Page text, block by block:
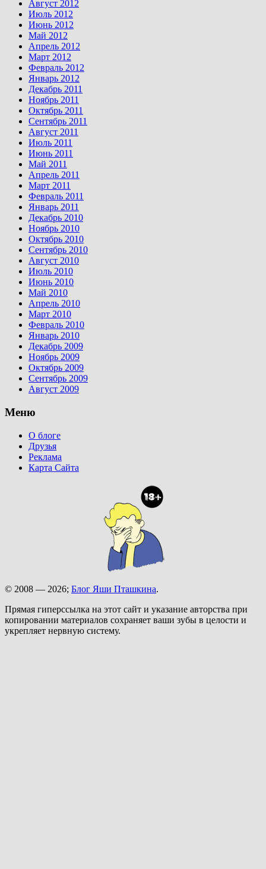
Август 2012
Июль 2012
Июнь 2012
Май 2012
Апрель 2012
Март 2012
Февраль 2012
Январь 2012
Декабрь 2011
Ноябрь 2011
Октябрь 2011
Сентябрь 2011
Август 2011
Июль 2011
Июнь 2011
Май 2011
Апрель 2011
Март 2011
Февраль 2011
Январь 2011
Декабрь 2010
Ноябрь 2010
Октябрь 2010
Сентябрь 2010
Август 2010
Июль 2010
Июнь 2010
Май 2010
Апрель 2010
Март 2010
Февраль 2010
Январь 2010
Декабрь 2009
Ноябрь 2009
Октябрь 2009
Сентябрь 2009
Август 2009
Меню
О блоге
Друзья
Реклама
Карта Сайта
© 2008 — 2026; Блог Яши Пташкина.
Прямая гиперссылка на этот сайт и указание авторства при
копировании материалов сохраняет ваши зубы в целости и
укрепляет нервную систему.